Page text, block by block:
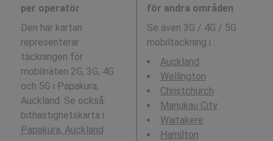
per operatör
Den här kartan
representerar
täckningen för
mobilnäten 2G, 3G, 4G
och 5G i Papakura,
Auckland. Se också:
bithastighetskarta i
Papakura, Auckland
för andra områden
Se även 3G / 4G / 5G
mobiltäckning i :
Auckland
Wellington
Christchurch
Manukau City
Waitakere
Hamilton